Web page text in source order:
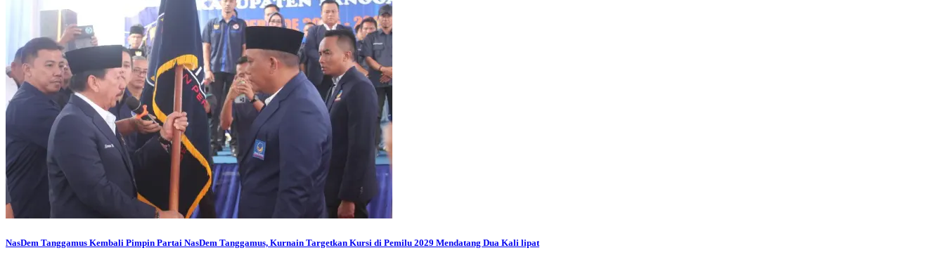
NasDem Tanggamus Kembali Pimpin Partai NasDem Tanggamus, Kurnain Targetkan Kursi di Pemilu 2029 Mendatang Dua Kali lipat